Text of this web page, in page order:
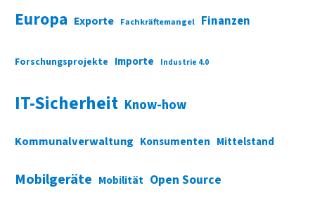
Europa Exporte Fachkräftemangel Finanzen
Forschungsprojekte Importe Industrie 4.0
IT-Sicherheit Know-how
Kommunalverwaltung Konsumenten Mittelstand
Mobilgeräte Mobilität Open Source